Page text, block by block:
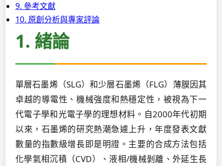
9. 參考文獻
10. 原創分析與專家評論
1. 緒論
單層石墨烯（SLG）和少層石墨烯（FLG）薄膜因其
卓越的導電性、機械強度和熱穩定性，被視為下一
代電子學和光電子學的理想材料。自2000年代初期
以來，石墨烯的研究熱潮急遽上升，年度發表文獻
數量的指數級增長即是明證。主要的合成方法包括
化學氣相沉積（CVD）、液相/機械剝離、外延生長